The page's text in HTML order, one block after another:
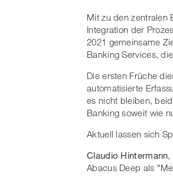
Mit zu den zentralen
Integration der
2021 gemeinsame
Banking Services,
Die ersten Früche
automatisierte
es nicht bleiben,
Banking soweit wie
Aktuell lassen sich
Claudio Hintermann,
Abacus Deep als